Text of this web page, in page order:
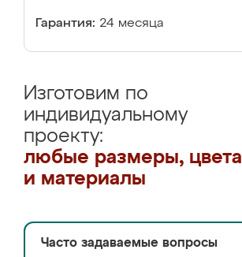
Гарантия: 24 месяца
Изготовим по
индивидуальному
проекту:
любые размеры, цвета
и материалы
Часто задаваемые вопросы